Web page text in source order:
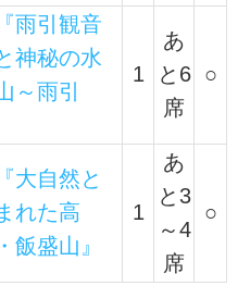
雨引観音
神秘の水
雨引
1
あ
と6
席
○
大自然と
れた高
盛山』
1
あ
と3
～4
席
○